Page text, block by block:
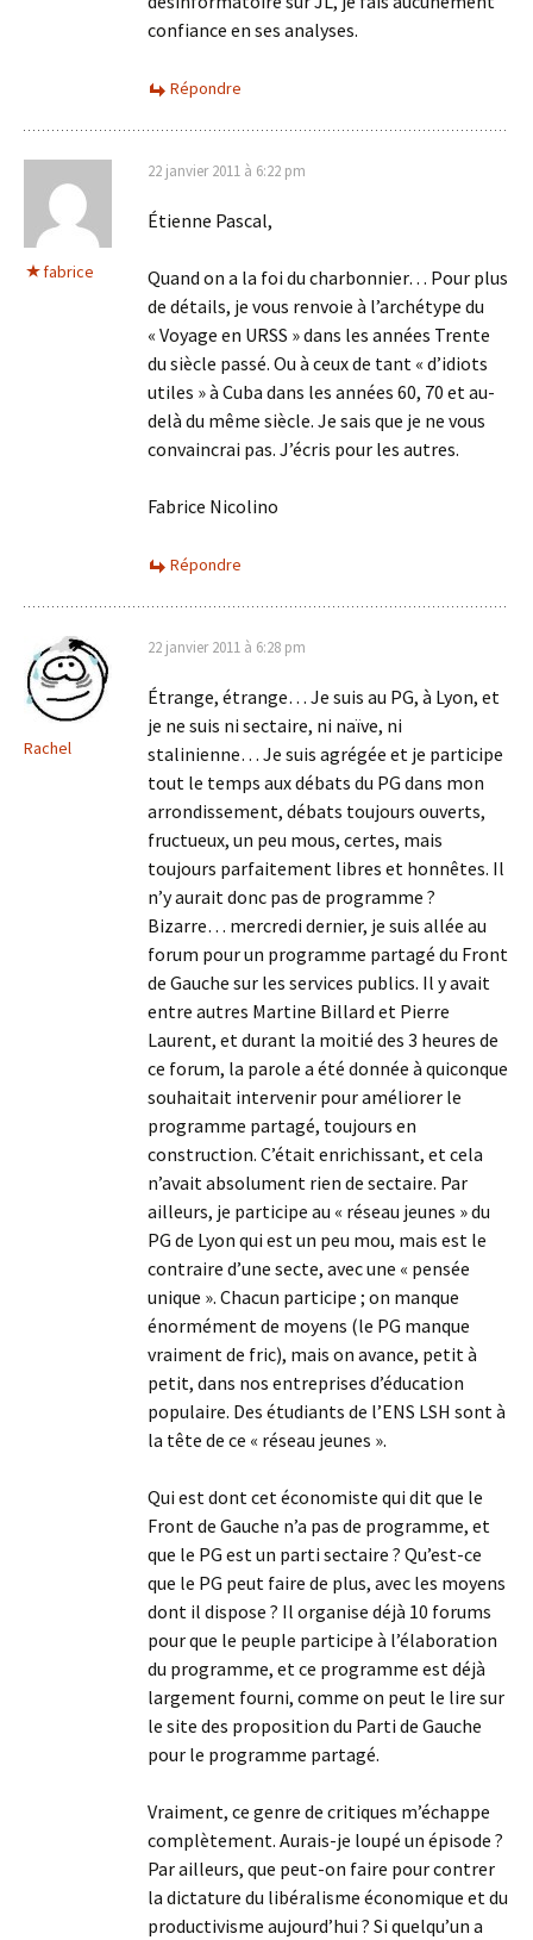
confiance en ses analyses.
Répondre
fabrice
22 janvier 2011 à 6:22 pm
Étienne Pascal,
Quand on a la foi du charbonnier… Pour plus
de détails, je vous renvoie à l’archétype du
« Voyage en URSS » dans les années Trente
du siècle passé. Ou à ceux de tant « d’idiots
utiles » à Cuba dans les années 60, 70 et au-
delà du même siècle. Je sais que je ne vous
convaincrai pas. J’écris pour les autres.
Fabrice Nicolino
Répondre
Rachel
22 janvier 2011 à 6:28 pm
Étrange, étrange… Je suis au PG, à Lyon, et
je ne suis ni sectaire, ni naïve, ni
stalinienne… Je suis agrégée et je participe
tout le temps aux débats du PG dans mon
arrondissement, débats toujours ouverts,
fructueux, un peu mous, certes, mais
toujours parfaitement libres et honnêtes. Il
n’y aurait donc pas de programme ?
Bizarre… mercredi dernier, je suis allée au
forum pour un programme partagé du Front
de Gauche sur les services publics. Il y avait
entre autres Martine Billard et Pierre
Laurent, et durant la moitié des 3 heures de
ce forum, la parole a été donnée à quiconque
souhaitait intervenir pour améliorer le
programme partagé, toujours en
construction. C’était enrichissant, et cela
n’avait absolument rien de sectaire. Par
ailleurs, je participe au « réseau jeunes » du
PG de Lyon qui est un peu mou, mais est le
contraire d’une secte, avec une « pensée
unique ». Chacun participe ; on manque
énormément de moyens (le PG manque
vraiment de fric), mais on avance, petit à
petit, dans nos entreprises d’éducation
populaire. Des étudiants de l’ENS LSH sont à
la tête de ce « réseau jeunes ».
Qui est dont cet économiste qui dit que le
Front de Gauche n’a pas de programme, et
que le PG est un parti sectaire ? Qu’est-ce
que le PG peut faire de plus, avec les moyens
dont il dispose ? Il organise déjà 10 forums
pour que le peuple participe à l’élaboration
du programme, et ce programme est déjà
largement fourni, comme on peut le lire sur
le site des proposition du Parti de Gauche
pour le programme partagé.
Vraiment, ce genre de critiques m’échappe
complètement. Aurais-je loupé un épisode ?
Par ailleurs, que peut-on faire pour contrer
la dictature du libéralisme économique et du
productivisme aujourd’hui ? Si quelqu’un a